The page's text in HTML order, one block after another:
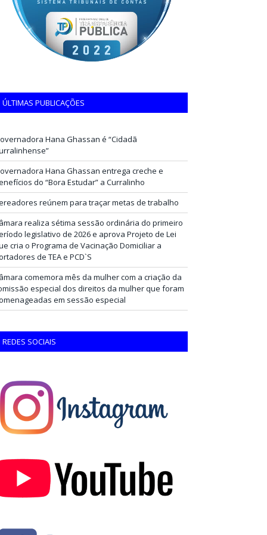
ÚLTIMAS PUBLICAÇÕES
Hana Ghassan é “Cidadã
Hana Ghassan entrega creche e
do “Bora Estudar” a Curralinho
reúnem para traçar metas de trabalho
realiza sétima sessão ordinária do primeiro
legislativo de 2026 e aprova Projeto de Lei
cria o Programa de Vacinação Domiciliar a
de TEA e PCD`S
comemora mês da mulher com a criação da
especial dos direitos da mulher que foram
em sessão especial
REDES SOCIAIS